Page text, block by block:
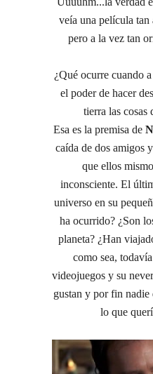
veía una película tan
pero a la vez tan
¿Qué ocurre cuando
el poder de hacer
tierra las cosas
Esa es la premisa de
caída de dos amigos
que ellos
inconsciente. El
universo en su
ha ocurrido? ¿Son
planeta? ¿Han
como sea,
videojuegos y su
gustan y por fin nadie
lo que